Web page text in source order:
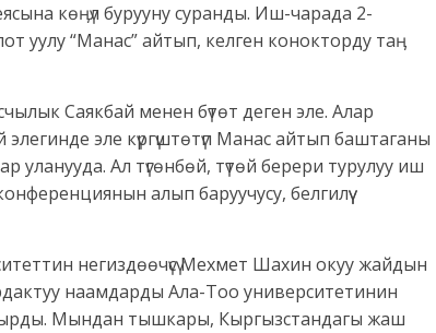
көӊүл бурууну суранды. Иш-чарада 2-
уулу “Манас” айтып, келген конокторду таӊ
Саякбай менен бүтөт деген эле. Алар
эле күргүштөтүп Манас айтып баштаганы
Ал түгөнбөй, түтөй берери турулуу иш
алып баруучусу, белгилүү
негиздөөчүсү Мехмет Шахин окуу жайдын
наамдарды Ала-Тоо университетинин
Мындан тышкары, Кыргызстандагы жаш